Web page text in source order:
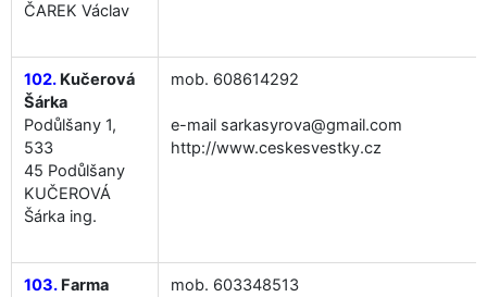
ČAREK Václav
102.Kučerová
Šárka
Podůlšany 1,
533
45 Podůlšany
KUČEROVÁ
Šárka ing.
mob. 608614292
e-mail sarkasyrova@gmail.com
http://www.ceskesvestky.cz
103.Farma
mob. 603348513